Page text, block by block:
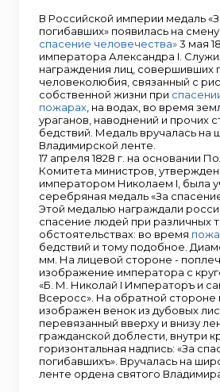
В Российской империи медаль
погибавших» появилась на
спасение человечества»3 мая
императора Александра I.
награждения лиц, совершивших
человеколюбия, связанный с
собственной жизни при
пожарах , на водах, во время
ураганов, наводнений и прочих
бедствий. Медаль вручалась на
Владимирской ленте.
17 апреля 1828 г. на основании
Комитета министров,
императором Николаем I, была
серебряная медаль «За
Этой медалью награждали
спасение людей при различных
обстоятельствах: во время
бедствий и тому подобное.
мм. На лицевой стороне -
изображение императора с
«Б. М. Николай I Императоръ и
Всеросс». На обратной стороне
изображен венок из дубовых
перевязанный вверху и внизу
гражданской доблести, внутри
горизонтальная надпись: «За
погибавшихъ». Вручалась на
ленте ордена святого